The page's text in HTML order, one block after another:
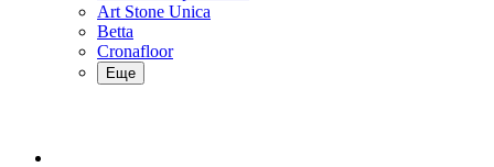
Art Stone Unica
Betta
Cronafloor
Еще